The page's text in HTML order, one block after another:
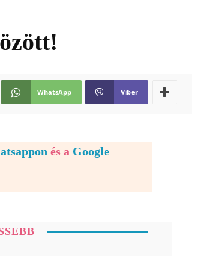
WhatsApp Viber
és a Google